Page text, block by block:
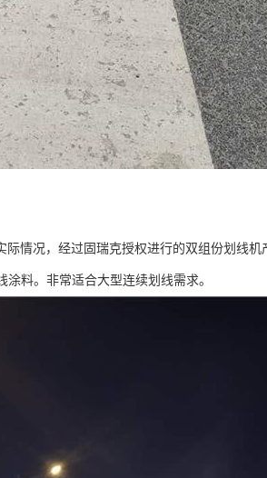
情况，经过固瑞克授权进行的双组份划线机
料。非常适合大型连续划线需求。